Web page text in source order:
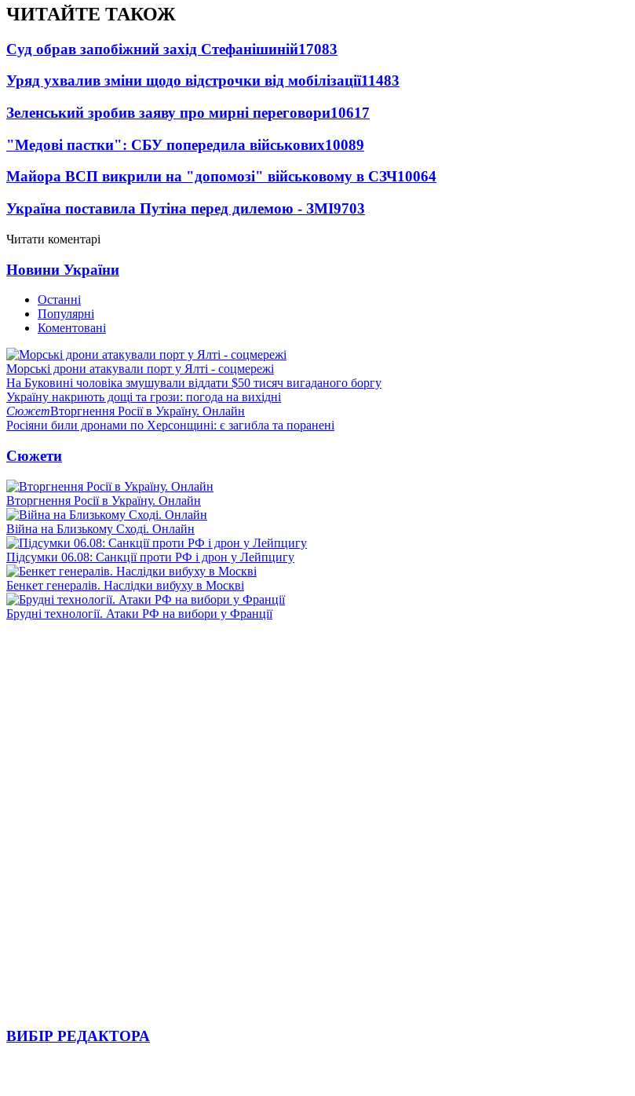
ЧИТАЙТЕ ТАКОЖ
Суд обрав запобіжний захід Стефанішиній17083
Уряд ухвалив зміни щодо відстрочки від мобілізації11483
Зеленський зробив заяву про мирні переговори10617
"Медові пастки": СБУ попередила військових10089
Майора ВСП викрили на "допомозі" військовому в СЗЧ10064
Україна поставила Путіна перед дилемою - ЗМІ9703
Читати коментарі
Новини України
Останні
Популярні
Коментовані
Морські дрони атакували порт у Ялті - соцмережі
На Буковині чоловіка змушували віддати $50 тисяч вигаданого боргу
Україну накриють дощі та грози: погода на вихідні
СюжетВторгнення Росії в Україну. Онлайн
Росіяни били дронами по Херсонщині: є загибла та поранені
Сюжети
Вторгнення Росії в Україну. Онлайн
Війна на Близькому Сході. Онлайн
Підсумки 06.08: Санкції проти РФ і дрон у Лейпцигу
Бенкет генералів. Наслідки вибуху в Москві
Брудні технології. Атаки РФ на вибори у Франції
ВИБІР РЕДАКТОРА